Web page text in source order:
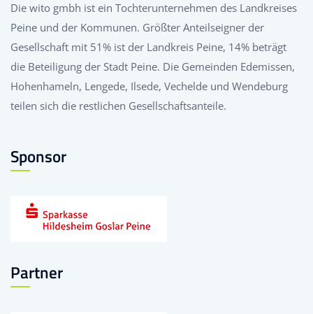
Die wito gmbh ist ein Tochterunternehmen des Landkreises
Peine und der Kommunen. Größter Anteilseigner der
Gesellschaft mit 51% ist der Landkreis Peine, 14% beträgt
die Beteiligung der Stadt Peine. Die Gemeinden Edemissen,
Hohenhameln, Lengede, Ilsede, Vechelde und Wendeburg
teilen sich die restlichen Gesellschaftsanteile.
Sponsor
Partner